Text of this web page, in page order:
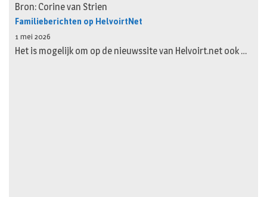
Bron: Corine van Strien
Familieberichten op HelvoirtNet
1 mei 2026
Het is mogelijk om op de nieuwssite van Helvoirt.net ook …